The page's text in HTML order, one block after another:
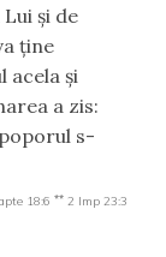
şi de
ţine
acela şi
a zis:
poporul s-
18:6 ** 2 Imp 23:3